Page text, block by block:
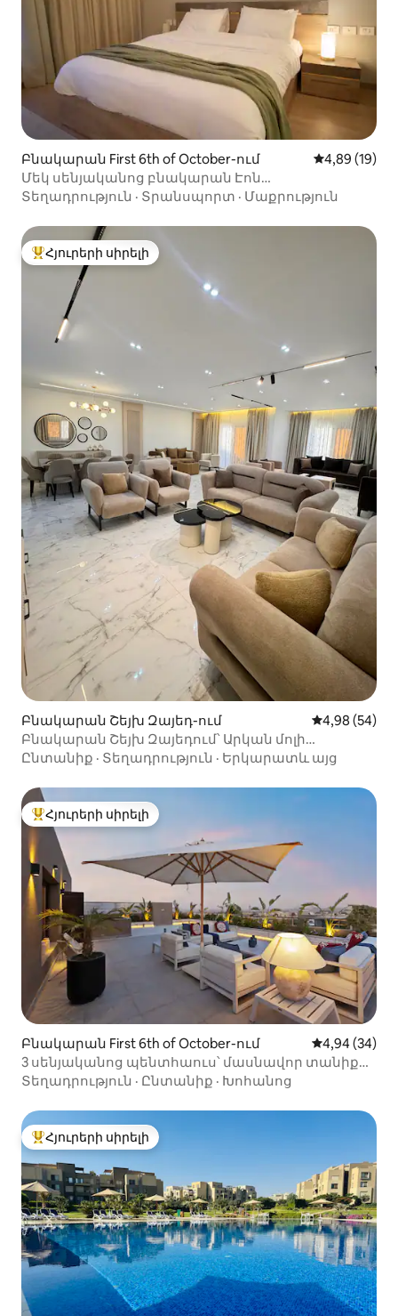
Բնակարան First 6th of October-ում Միջին
4,89 (19)
Մեկ սենյականոց բնակարան Էոն
աշտարակներում
Տեղադրություն · Տրանսպորտ · Մաքրություն
Հյուրերի սիրելի լավագույն տները
Հյուրերի սիրելի
Բնակարան Շեյխ Զայեդ-ում Միջին
4,98 (54)
Բնակարան Շեյխ Զայեդում՝ Արկան մոլի
մոտակայքում, շքեղ և ընդարձակ
Ընտանիք · Տեղադրություն · Երկարատև այց
Հյուրերի սիրելի լավագույն տները
Հյուրերի սիրելի
Բնակարան First 6th of October-ում Միջին
4,94 (34)
3 սենյականոց պենտհաուս՝ մասնավոր տանիքով
և տեսարանով դեպի բուրգերը
Տեղադրություն · Ընտանիք · Խոհանոց
Հյուրերի սիրելի լավագույն տները
Հյուրերի սիրելի